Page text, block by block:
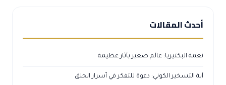
أحدث المقالات
نعمة البكتيريا: عالَم صغير بآثار عظيمة
آية التسخير الكوني: دعوة للتفكر في أسرار الخلق